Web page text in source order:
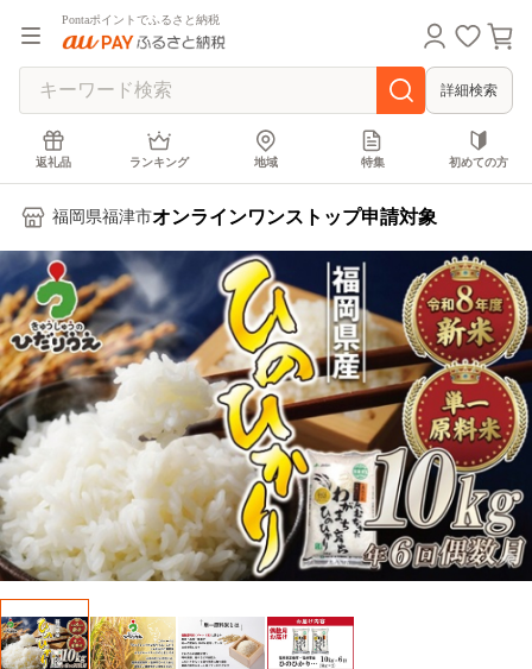
Pontaポイントでふるさと納税
詳細検索
返礼品 ランキング 地域 特集 初めての方
福岡県福津市オンラインワンストップ申請対象